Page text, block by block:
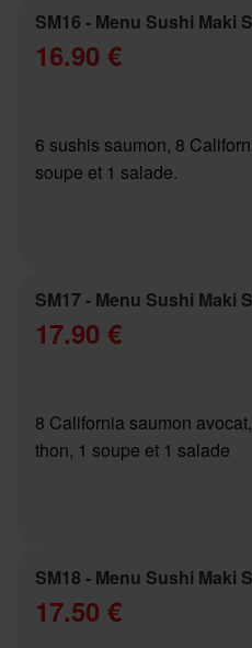
SM16 - Menu Sushi Maki
16.90 €
6 sushis saumon, 8
soupe et 1 salade.
SM17 - Menu Sushi Maki
17.90 €
8 California saumon
thon, 1 soupe et 1 salade
SM18 - Menu Sushi Maki
17.50 €